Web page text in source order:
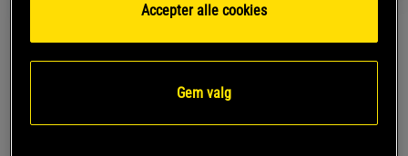
17 anmeldelser
Star Nutrition Gear
Accepter alle cookies
Gem valg